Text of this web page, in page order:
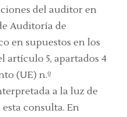
del auditor en
Auditoría de
en supuestos en los
artículo 5, apartados 4
(UE) n.º
a la luz de
consulta. En